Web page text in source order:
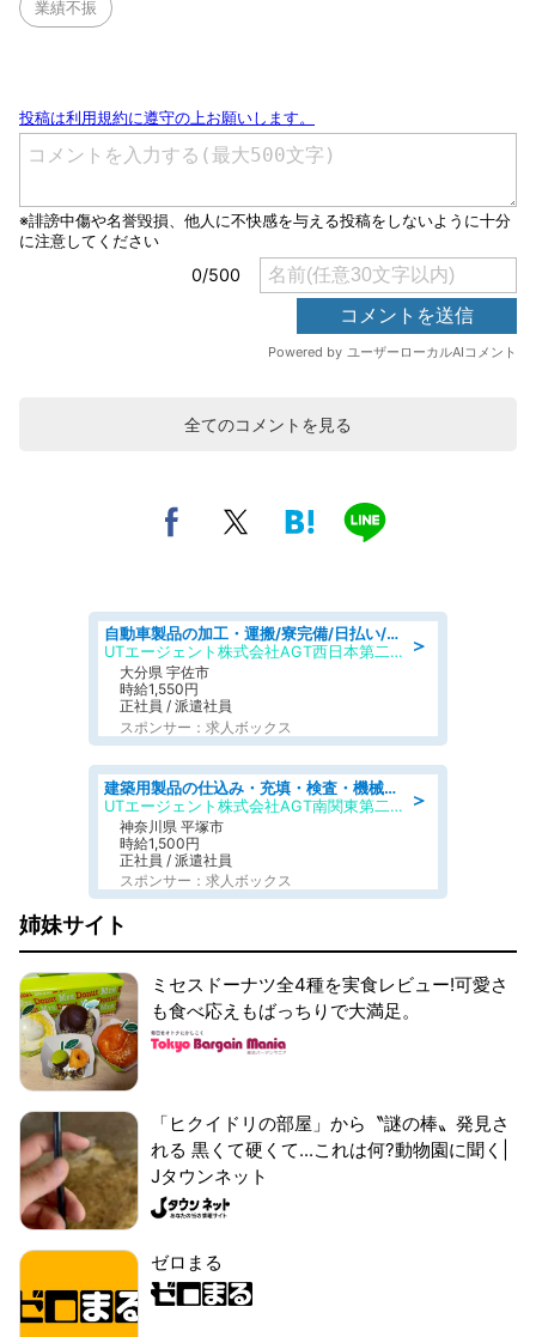
業績不振
全てのコメントを見る
＞
自動車製品の加工・運搬/寮完備/日払い/工場・製造
UTエージェント株式会社AGT西日本第二CU
大分県 宇佐市
時給1,550円
正社員 / 派遣社員
スポンサー：求人ボックス
＞
建築用製品の仕込み・充填・検査・機械操作/寮完備/日払い/工場・製造
UTエージェント株式会社AGT南関東第二CU
神奈川県 平塚市
時給1,500円
正社員 / 派遣社員
スポンサー：求人ボックス
姉妹サイト
ミセスドーナツ全4種を実食レビュー!可愛さ
も食べ応えもばっちりで大満足。
「ヒクイドリの部屋」から〝謎の棒〟発見さ
れる 黒くて硬くて...これは何?動物園に聞く|
Jタウンネット
ゼロまる